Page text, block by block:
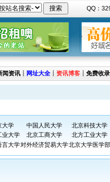
QQ：
闻资讯 ┊ 网址大全 ┊ 资讯博客 ┊ 免费收
大学 中国人民大学 北京科技大学
业大学 北京工商大学 北方工业大学
言大学对外经济贸易大学北京大学医学部